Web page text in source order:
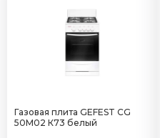
Газовая плита GEFEST CG
50М02 К73 белый